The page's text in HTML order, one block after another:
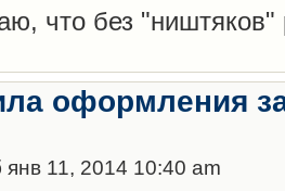
что без "ништяков"
оформления
янв 11, 2014 10:40 am